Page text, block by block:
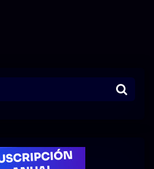
Crimen
Romance